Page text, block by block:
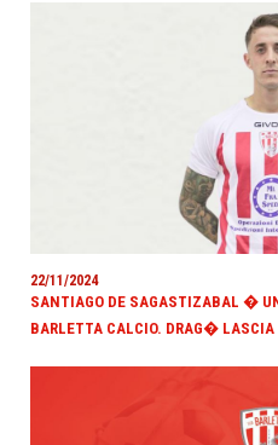
22/11/2024
SANTIAGO DE SAGASTIZABAL �
BARLETTA CALCIO. DRAG� LASCIA